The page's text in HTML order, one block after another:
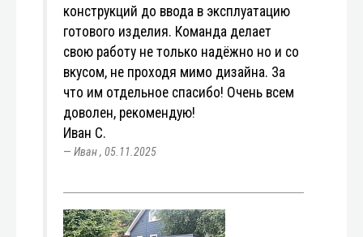
конструкций до ввода в эксплуатацию
готового изделия. Команда делает
свою работу не только надёжно но и со
вкусом, не проходя мимо дизайна. За
что им отдельное спасибо! Очень всем
доволен, рекомендую!
Иван С.
Иван, 05.11.2025